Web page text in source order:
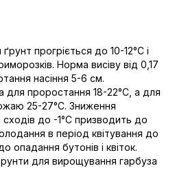
прогріється до 10-12°C і
Норма висіву від 0,17
насіння 5-6 см.
проростання 18-22°С, а для
25-27°С. Зниження
до -1°С призводить до
в період квітування до
опадання бутонів і квіток.
для вирощування гарбуза